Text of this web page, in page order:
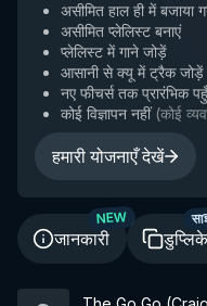
असीमित हाल ही में बजाया
असीमित प्लेलिस्ट बनाएं
प्लेलिस्ट में गाने जोड़ें
आसानी से क्यू में ट्रैक जोड़ें
नए फीचर्स तक प्रारंभिक
कोई विज्ञापन नहीं (कोई
हमारी योजनाएँ देखें
जानकारी
NEW